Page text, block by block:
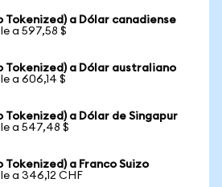
Tokenized) a Dólar canadiense
a 597,58 $
Tokenized) a Dólar australiano
a 606,14 $
Tokenized) a Dólar de Singapur
a 547,48 $
Tokenized) a Franco Suizo
a 346,12 CHF